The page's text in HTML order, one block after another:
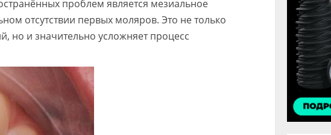
проблем является мезиальное
отсутствии первых моляров. Это не только
и значительно усложняет процесс